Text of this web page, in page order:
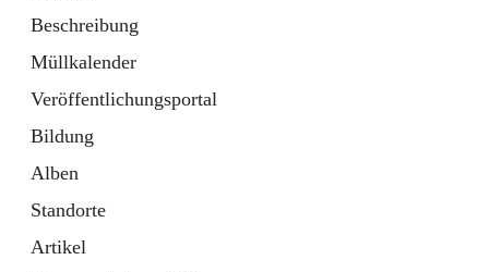
Beschreibung
Müllkalender
Veröffentlichungsportal
Bildung
Alben
Standorte
Artikel